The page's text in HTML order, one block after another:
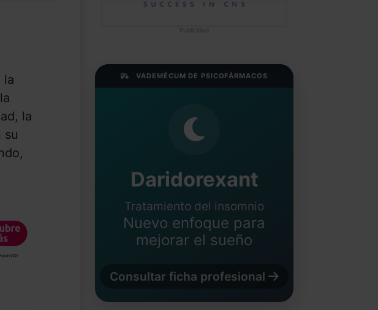
la
la
su
Publicidad
VADEMÉCUM DE PSICOFÁRMACOS
Daridorexant
Tratamiento del insomnio
Nuevo enfoque para
mejorar el sueño
Consultar ficha profesional